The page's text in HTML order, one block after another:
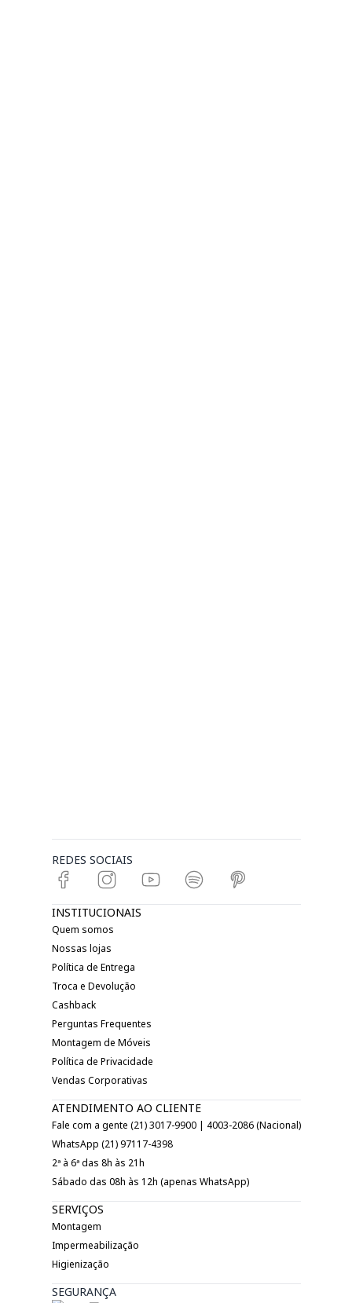
REDES SOCIAIS
INSTITUCIONAIS
Quem somos
Nossas lojas
Política de Entrega
Troca e Devolução
Cashback
Perguntas Frequentes
Montagem de Móveis
Política de Privacidade
Vendas Corporativas
ATENDIMENTO AO CLIENTE
Fale com a gente (21) 3017-9900 | 4003-2086 (Nacional)
WhatsApp (21) 97117-4398
2ª à 6ª das 8h às 21h
Sábado das 08h às 12h (apenas WhatsApp)
SERVIÇOS
Montagem
Impermeabilização
Higienização
SEGURANÇA